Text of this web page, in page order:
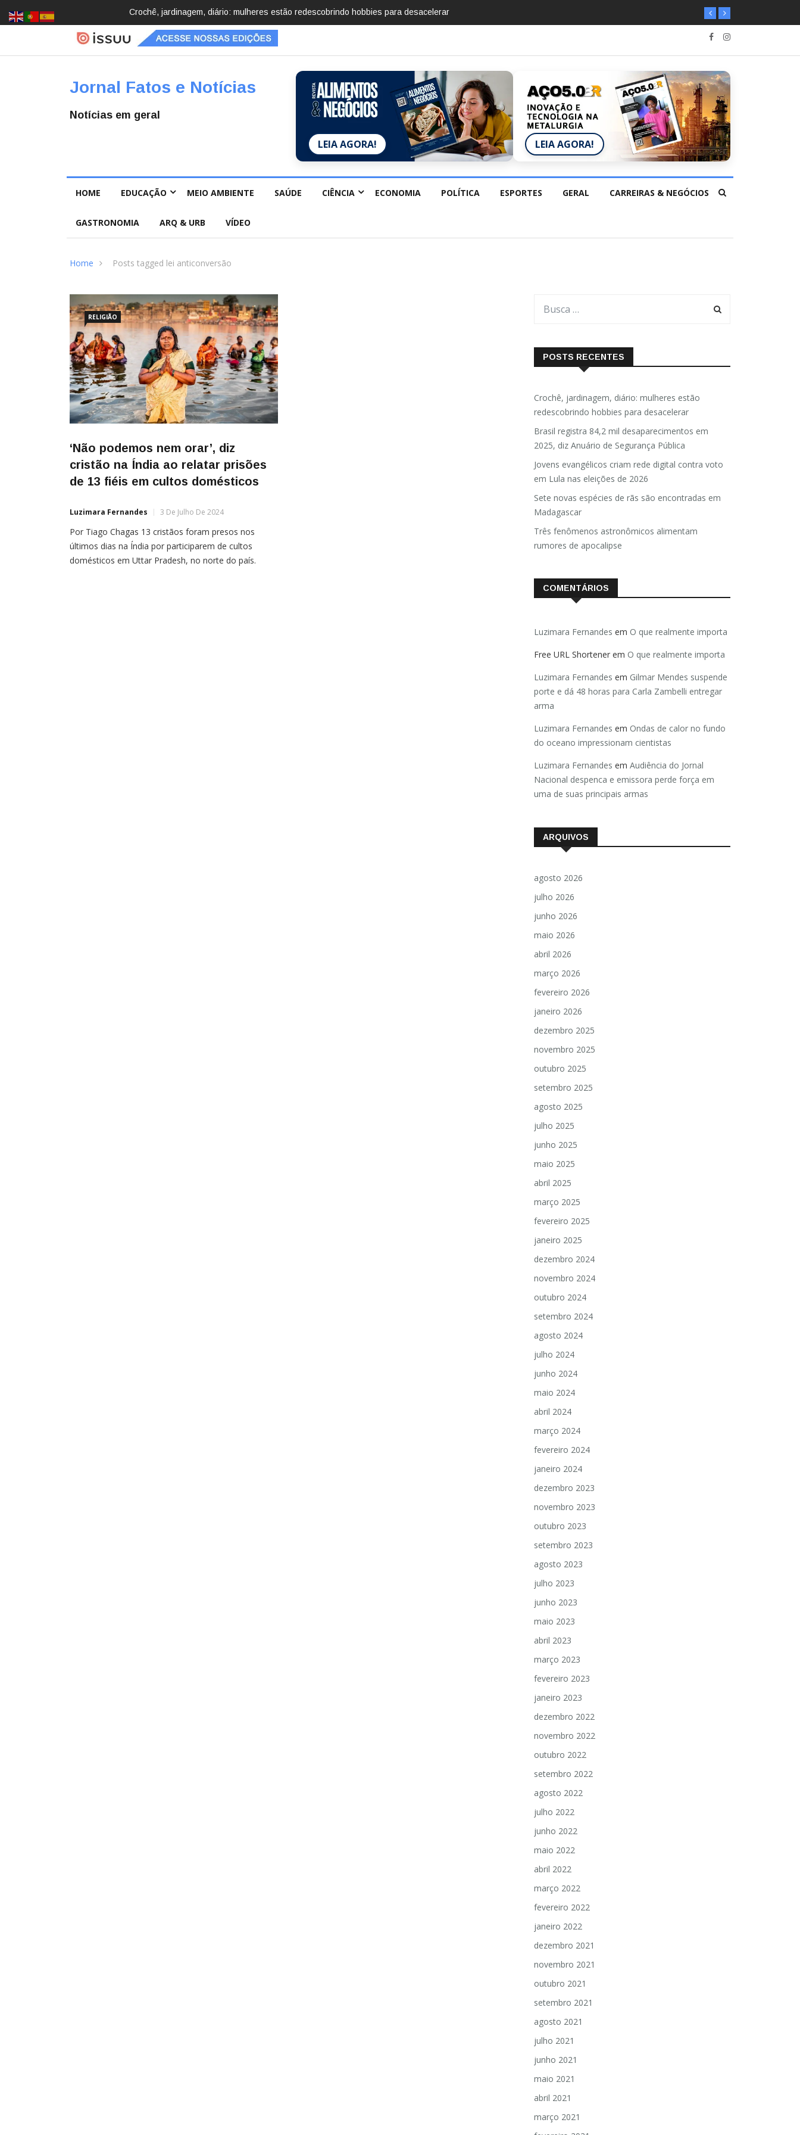
Brasil registra 84,2 mil desaparecimentos em 2025, diz Anuário de Segurança Pública
Jornal Fatos e Notícias
Notícias em geral
LEIA AGORA! LEIA AGORA!
HOME EDUCAÇÃO MEIO AMBIENTE SAÚDE CIÊNCIA ECONOMIA POLÍTICA ESPORTES GERAL CARREIRAS & NEGÓCIOS
GASTRONOMIA ARQ & URB VÍDEO
Home Posts tagged lei anticonversão
RELIGIÃO
‘Não podemos nem orar’, diz
cristão na Índia ao relatar prisões
de 13 fiéis em cultos domésticos
Luzimara Fernandes 3 De Julho De 2024
Por Tiago Chagas 13 cristãos foram presos nos
últimos dias na Índia por participarem de cultos
domésticos em Uttar Pradesh, no norte do país.
POSTS RECENTES
Crochê, jardinagem, diário: mulheres estão
redescobrindo hobbies para desacelerar
Brasil registra 84,2 mil desaparecimentos em
2025, diz Anuário de Segurança Pública
Jovens evangélicos criam rede digital contra voto
em Lula nas eleições de 2026
Sete novas espécies de rãs são encontradas em
Madagascar
Três fenômenos astronômicos alimentam
rumores de apocalipse
COMENTÁRIOS
Luzimara Fernandes em O que realmente importa
Free URL Shortener em O que realmente importa
Luzimara Fernandes em Gilmar Mendes suspende
porte e dá 48 horas para Carla Zambelli entregar
arma
Luzimara Fernandes em Ondas de calor no fundo
do oceano impressionam cientistas
Luzimara Fernandes em Audiência do Jornal
Nacional despenca e emissora perde força em
uma de suas principais armas
ARQUIVOS
agosto 2026
julho 2026
junho 2026
maio 2026
abril 2026
março 2026
fevereiro 2026
janeiro 2026
dezembro 2025
novembro 2025
outubro 2025
setembro 2025
agosto 2025
julho 2025
junho 2025
maio 2025
abril 2025
março 2025
fevereiro 2025
janeiro 2025
dezembro 2024
novembro 2024
outubro 2024
setembro 2024
agosto 2024
julho 2024
junho 2024
maio 2024
abril 2024
março 2024
fevereiro 2024
janeiro 2024
dezembro 2023
novembro 2023
outubro 2023
setembro 2023
agosto 2023
julho 2023
junho 2023
maio 2023
abril 2023
março 2023
fevereiro 2023
janeiro 2023
dezembro 2022
novembro 2022
outubro 2022
setembro 2022
agosto 2022
julho 2022
junho 2022
maio 2022
abril 2022
março 2022
fevereiro 2022
janeiro 2022
dezembro 2021
novembro 2021
outubro 2021
setembro 2021
agosto 2021
julho 2021
junho 2021
maio 2021
abril 2021
março 2021